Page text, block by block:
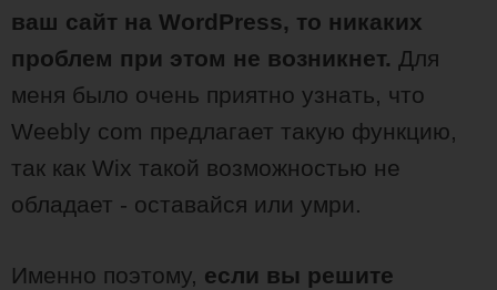
ваш сайт на WordPress, то никаких
проблем при этом не возникнет. Для
меня было очень приятно узнать, что
Weebly com предлагает такую функцию,
так как Wix такой возможностью не
обладает - оставайся или умри.
Именно поэтому, если вы решите